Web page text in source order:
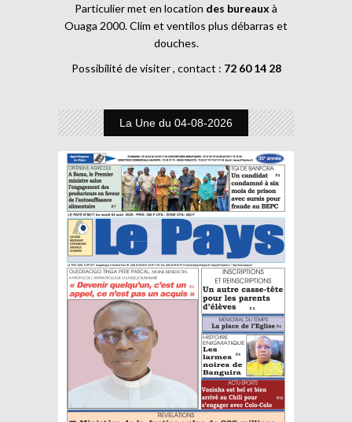
Particulier met en location des bureaux à
Ouaga 2000. Clim et ventilos plus débarras et
douches.
Possibilité de visiter , contact : 72 60 14 28
La Une du 04-08-2026